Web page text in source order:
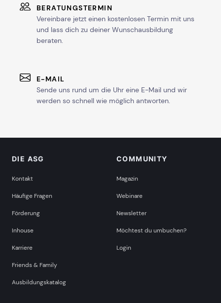
BERATUNGSTERMIN
Vereinbare jetzt einen kostenlosen Termin mit uns
und lass dich zu deiner Wunschausbildung
beraten.
E-MAIL
Sende uns rund um die Uhr eine E-Mail und wir
werden so schnell wie möglich antworten.
DIE ASG
Kontakt
Häufige Fragen
Förderung
Inhouse
Karriere
Friends & Family
Ausbildungskatalog
COMMUNITY
Magazin
Webinare
Newsletter
Möchtest du umbuchen?
Login